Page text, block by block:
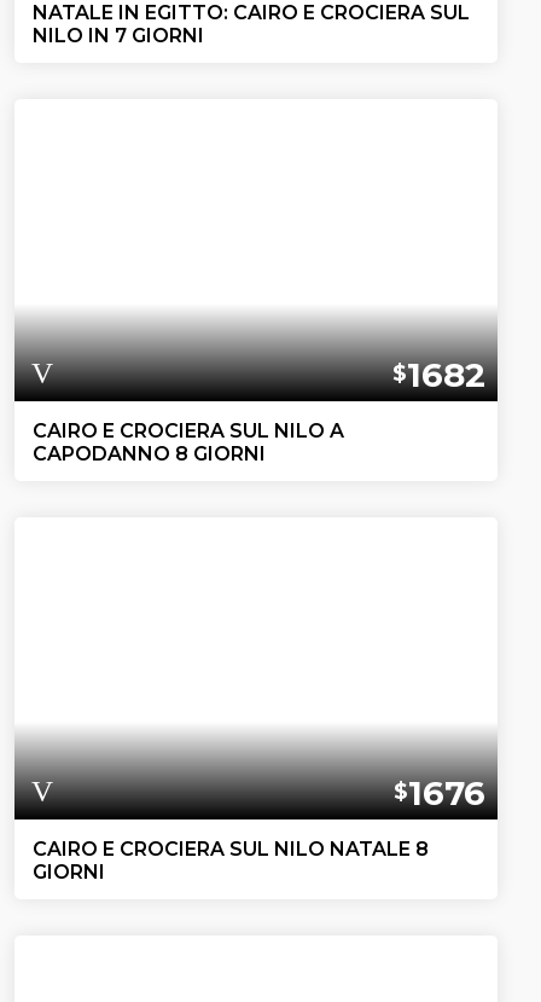
NATALE IN EGITTO: CAIRO E CROCIERA SUL
NILO IN 7 GIORNI
$1682
CAIRO E CROCIERA SUL NILO A
CAPODANNO 8 GIORNI
$1676
CAIRO E CROCIERA SUL NILO NATALE 8
GIORNI